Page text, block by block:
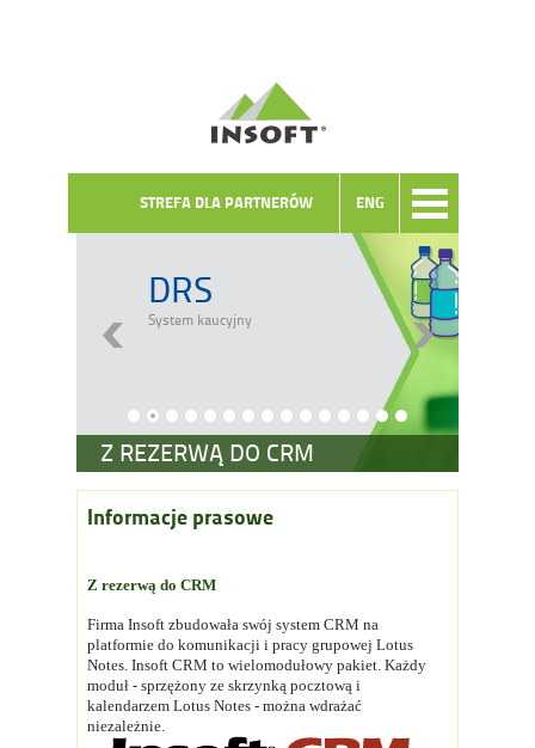
ENG
STREFA DLA PARTNERÓW
Z REZERWĄ DO CRM
DRS
System kaucyjny
Informacje prasowe
Z rezerwą do CRM
Firma Insoft zbudowała swój system CRM na
platformie do komunikacji i pracy grupowej Lotus
Notes. Insoft CRM to wielomodułowy pakiet. Każdy
moduł - sprzężony ze skrzynką pocztową i
kalendarzem Lotus Notes - można wdrażać
niezależnie.